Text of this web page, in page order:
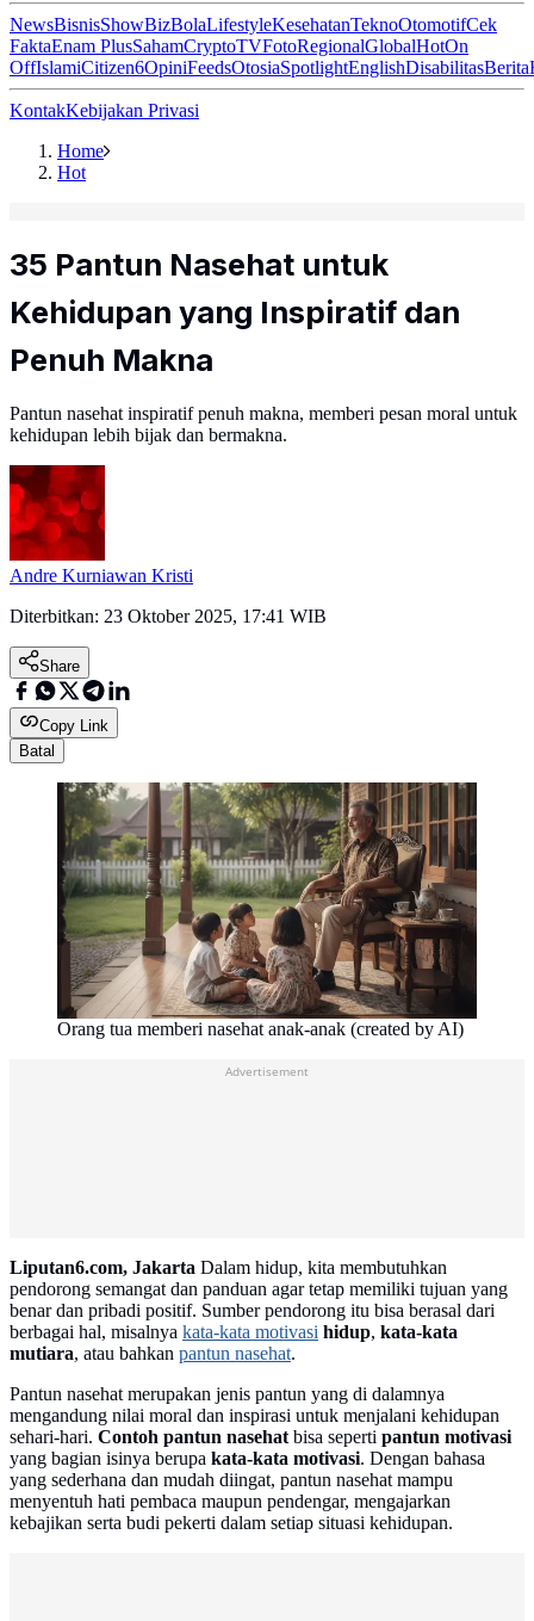
NewsBisnisShowBizBolaLifestyleKesehatanTeknoOtomotifCek
FaktaEnam PlusSahamCryptoTVFotoRegionalGlobalHotOn
OffIslamiCitizen6OpiniFeedsOtosiaSpotlightEnglishDisabilitasBerita
KontakKebijakan Privasi
Home
Hot
35 Pantun Nasehat untuk
Kehidupan yang Inspiratif dan
Penuh Makna
Pantun nasehat inspiratif penuh makna, memberi pesan moral untuk
kehidupan lebih bijak dan bermakna.
Andre Kurniawan Kristi
Diterbitkan: 23 Oktober 2025, 17:41 WIB
Share
Copy Link
Batal
Orang tua memberi nasehat anak-anak (created by AI)
Liputan6.com, Jakarta Dalam hidup, kita membutuhkan
pendorong semangat dan panduan agar tetap memiliki tujuan yang
benar dan pribadi positif. Sumber pendorong itu bisa berasal dari
berbagai hal, misalnya kata-kata motivasi hidup, kata-kata
mutiara, atau bahkan pantun nasehat.
Pantun nasehat merupakan jenis pantun yang di dalamnya
mengandung nilai moral dan inspirasi untuk menjalani kehidupan
sehari-hari. Contoh pantun nasehatbisa seperti pantun motivasi
yang bagian isinya berupa kata-kata motivasi. Dengan bahasa
yang sederhana dan mudah diingat, pantun nasehat mampu
menyentuh hati pembaca maupun pendengar, mengajarkan
kebajikan serta budi pekerti dalam setiap situasi kehidupan.